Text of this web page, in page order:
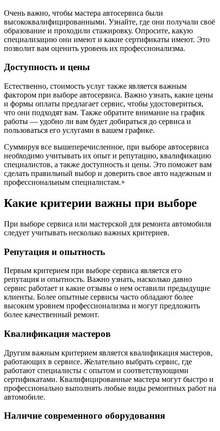
Очень важно, чтобы мастера автосервиса были
высококвалифицированными. Узнайте, где они получали своё
образование и проходили стажировку. Опросите, какую
специализацию они имеют и какие сертификаты имеют. Это
позволит вам оценить уровень их профессионализма.
Доступность и цены
Естественно, стоимость услуг также является важным
фактором при выборе автосервиса. Важно узнать, какие цены
и формы оплаты предлагает сервис, чтобы удостовериться,
что они подходят вам. Также обратите внимание на график
работы — удобно ли вам будет добираться до сервиса и
пользоваться его услугами в вашем графике.
Суммируя все вышеперечисленное, при выборе автосервиса
необходимо учитывать их опыт и репутацию, квалификацию
специалистов, а также доступность и цены. Это поможет вам
сделать правильный выбор и доверить свое авто надежным и
профессиональным специалистам.+
Какие критерии важны при выборе
При выборе сервиса или мастерской для ремонта автомобиля
следует учитывать несколько важных критериев.
Репутация и опытность
Первым критерием при выборе сервиса является его
репутация и опытность. Важно узнать, насколько давно
сервис работает и какие отзывы о нем оставили предыдущие
клиенты. Более опытные сервисы часто обладают более
высоким уровнем профессионализма и могут предложить
более качественный ремонт.
Квалификация мастеров
Другим важным критерием является квалификация мастеров,
работающих в сервисе. Желательно выбрать сервис, где
работают специалисты с опытом и соответствующими
сертификатами. Квалифицированные мастера могут быстро и
профессионально выполнять любые виды ремонтных работ на
автомобиле.
Наличие современного оборудования